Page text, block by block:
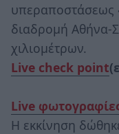
διαδρομή Αθήνα-
χιλιομέτρων.
Live check point
Live
Η εκκίνηση